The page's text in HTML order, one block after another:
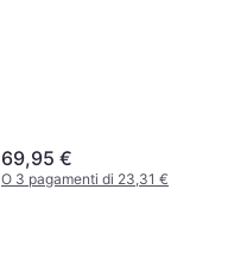
69,95 €
O 3 pagamenti di 23,31 €